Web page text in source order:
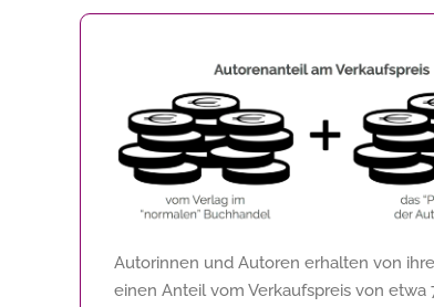
Autorinnen und Autoren erhalten von
einen Anteil vom Verkaufspreis von etwa